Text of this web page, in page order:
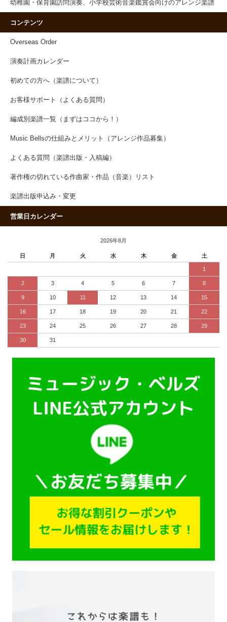
幼稚園・保育園訪問演奏、小学校芸術音楽鑑賞会向けのアレンジ楽譜
コンテンツ
Overseas Order
演奏計画カレンダー
初めての方へ（楽譜について）
お客様サポート（よくある質問）
編成別楽譜一覧（まずはココから！）
Music Bellsの仕組みとメリット（アレンジ作品募集）
よくある質問（楽譜出版・入稿編）
著作権の切れている作曲家・作品（音楽）リスト
楽譜出版申込み・変更
営業日カレンダー
2026年8月
日 月 火 水 木 金 土
1
2 3 4 5 6 7 8
9 10 11 12 13 14 15
16 17 18 19 20 21 22
23 24 25 26 27 28 29
30 31